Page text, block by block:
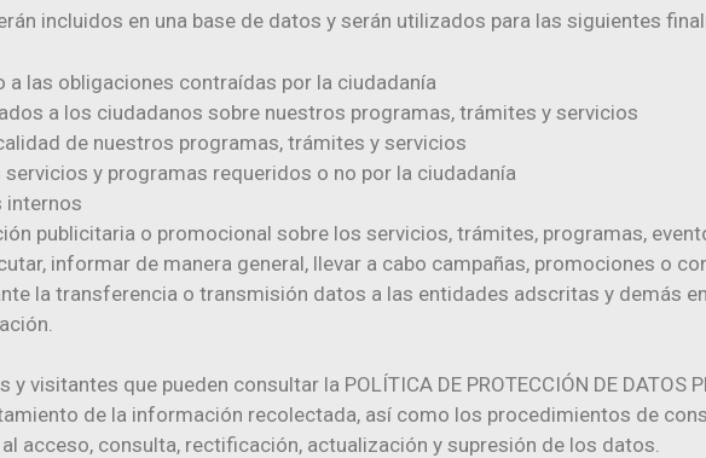
incluidos en una base de datos y serán utilizados para las siguientes
a las obligaciones contraídas por la ciudadanía
a los ciudadanos sobre nuestros programas, trámites y servicios
de nuestros programas, trámites y servicios
y programas requeridos o no por la ciudadanía
internos
publicitaria o promocional sobre los servicios, trámites, programas,
informar de manera general, llevar a cabo campañas, promociones o
la transferencia o transmisión datos a las entidades adscritas y demás
visitantes que pueden consultar la POLÍTICA DE PROTECCIÓN DE DATOS
de la información recolectada, así como los procedimientos de
acceso, consulta, rectificación, actualización y supresión de los datos.